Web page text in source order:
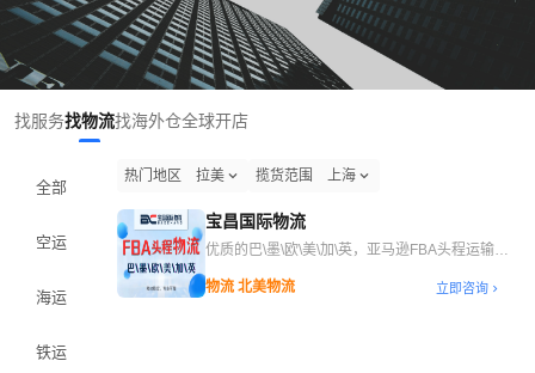
找服务找物流找海外仓全球开店
全部
空运
海运
铁运
热门地区 拉美 揽货范围 上海
宝昌国际物流
优质的巴\墨\欧\美\加\英，亚马逊FBA头程运输服
物流 北美物流
立即咨询